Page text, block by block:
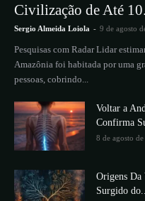
Civilização de Até
Sergio Almeida Loiola - 9 de agosto
Pesquisas com Radar Lidar
Amazônia foi habitada por uma
pessoas, cobrindo...
Voltar a
Confirma
8 de agosto
Origens Da
Surgido